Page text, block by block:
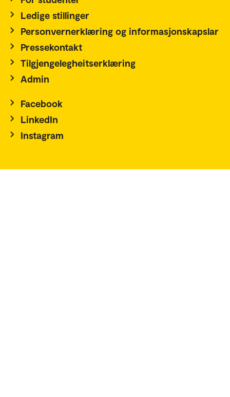
Ledige stillinger
Personvernerklæring og informasjonskapslar
Pressekontakt
Tilgjengelegheitserklæring
Admin
Facebook
LinkedIn
Instagram